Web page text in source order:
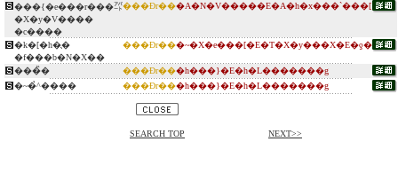
���{�e���r���㌀
�X�y�V����
�c����
���Ðr���A�N�V�����E�A�h�x���`���[
�k�[�h�̖�
�f���b�N�X��
���Ðr���~�X�e���[�E�T�X�y���X�E�ƍ�
���̏� ���Ðr���h���}�E�h�L�������g
�~�̉^����
���Ðr���h���}�E�h�L�������g
SEARCH TOP NEXT>>